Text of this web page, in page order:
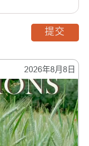
2026年8月8日
提交